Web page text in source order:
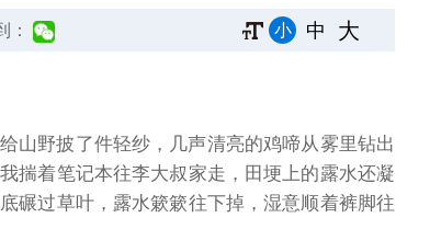
： 小 中 大
山野披了件轻纱，几声清亮的鸡啼从雾里钻出
揣着笔记本往李大叔家走，田埂上的露水还凝
碾过草叶，露水簌簌往下掉，湿意顺着裤脚往